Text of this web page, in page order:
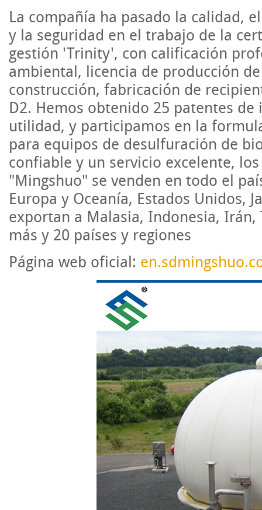
La compañía ha pasado la calidad,
y la seguridad en el trabajo de la
gestión 'Trinity', con calificación
ambiental, licencia de producción
construcción, fabricación de
D2. Hemos obtenido 25 patentes
utilidad, y participamos en la
para equipos de desulfuración de
confiable y un servicio excelente,
"Mingshuo" se venden en todo el
Europa y Oceanía, Estados Unidos,
exportan a Malasia, Indonesia,
más y 20 países y regiones
Página web oficial: